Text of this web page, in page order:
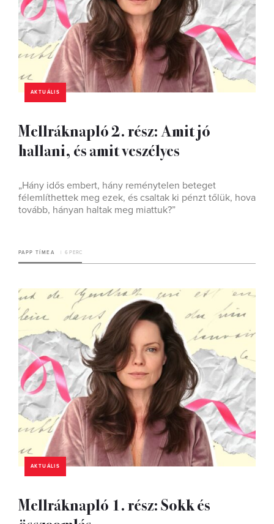
AKTUÁLIS
Mellráknapló 2. rész: Amit jó
hallani, és amit veszélyes
„Hány idős embert, hány reménytelen beteget
félemlíthettek meg ezek, és csaltak ki pénzt tőlük, hova
tovább, hányan haltak meg miattuk?”
PAPP TÍMEA 6 PERC
AKTUÁLIS
Mellráknapló 1. rész: Sokk és